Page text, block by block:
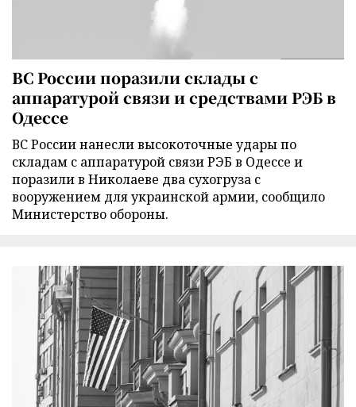
ВС России поразили склады с
аппаратурой связи и средствами РЭБ в
Одессе
ВС России нанесли высокоточные удары по
складам с аппаратурой связи РЭБ в Одессе и
поразили в Николаеве два сухогруза с
вооружением для украинской армии, сообщило
Министерство обороны.